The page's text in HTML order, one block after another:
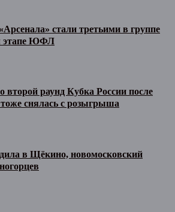
стали третьими в группе
этапе ЮФЛ
второй раунд Кубка России после
снялась с розыгрыша
в Щёкино, новомосковский